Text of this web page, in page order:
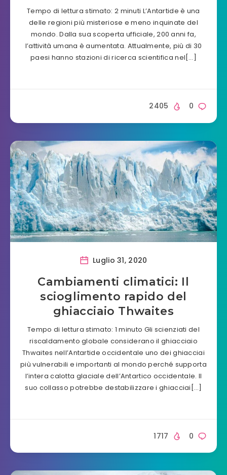
Tempo di lettura stimato: 2 minuti L’Antartide è una
delle regioni più misteriose e meno inquinate del
mondo. Dalla sua scoperta ufficiale, 200 anni fa,
l’attività umana è aumentata. Attualmente, più di 30
paesi hanno stazioni di ricerca scientifica nel[…]
0
2405
Luglio 31, 2020
Cambiamenti climatici: Il
scioglimento rapido del
ghiacciaio Thwaites
Tempo di lettura stimato: 1 minuto Gli scienziati del
riscaldamento globale considerano il ghiacciaio
Thwaites nell’Antartide occidentale uno dei ghiacciai
più vulnerabili e importanti al mondo perché supporta
l’intera calotta glaciale dell’Antartico occidentale. Il
suo collasso potrebbe destabilizzare i ghiacciai[…]
0
1717